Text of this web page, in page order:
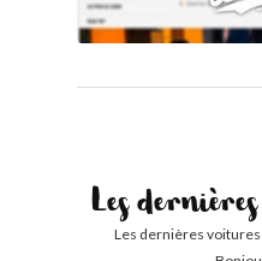
Les
Les dernières